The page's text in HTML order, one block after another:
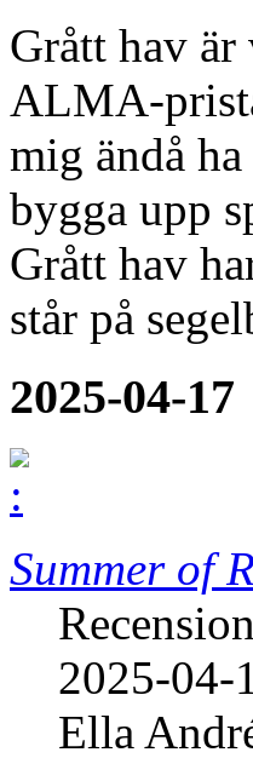
Grått hav är
ALMA-
mig ändå
bygga upp
Grått hav
står på
2025-04-17
Summer of
Recension
2025-04-
Ella